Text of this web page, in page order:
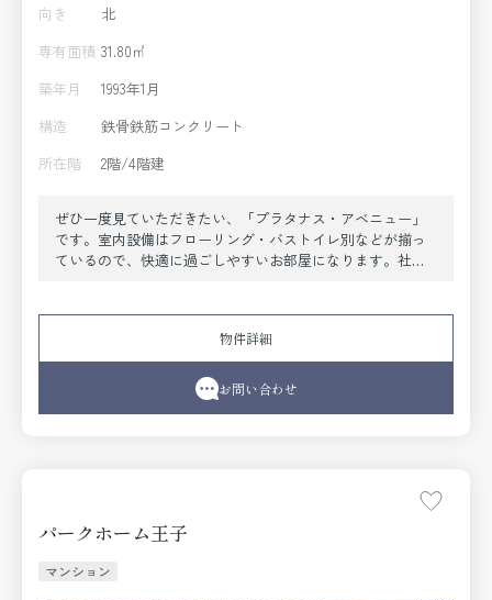
向き
北
専有面積 31.80㎡
築年月
1993年1月
構造
鉄骨鉄筋コンクリート
所在階
2階/4階建
ぜひ一度見ていただきたい、「プラタナス・アベニュー」
です。室内設備はフローリング・バストイレ別などが揃っ
ているので、快適に過ごしやすいお部屋になります。社会
現在空き室のこのお部屋、案内も入居もすぐに行うことが
できます。当社スタッフが地域の賃貸情報をご提供いたし
ます。お客様のこだわりやご要望などございましたら、お
気軽に当社へお問い合わせ下さい。
物件詳細
お問い合わせ
パークホーム王子
マンション